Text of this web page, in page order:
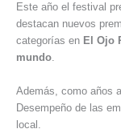
Este año el festival
destacan nuevos
categorías en El Ojo
mundo.
Además, como años
Desempeño de las
local.